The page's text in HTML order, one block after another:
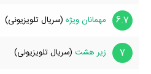
6.7 مهمانان ویژه (سریال تلویزیونی)
7 زیر هشت (سریال تلویزیونی)